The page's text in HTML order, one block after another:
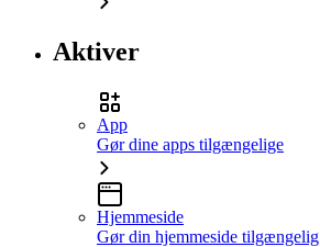
Aktiver
App
Gør dine apps tilgængelige
Hjemmeside
Gør din hjemmeside tilgængelig